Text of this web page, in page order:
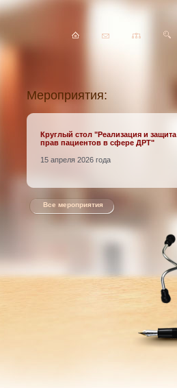
Мероприятия:
Круглый стол "Реализация и защита
прав пациентов в сфере ДРТ"
15 апреля 2026 года
Все мероприятия